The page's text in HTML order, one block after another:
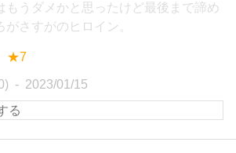
もうダメかと思ったけど最後まで諦め
がさすがのヒロイン。
★7
2023/01/15